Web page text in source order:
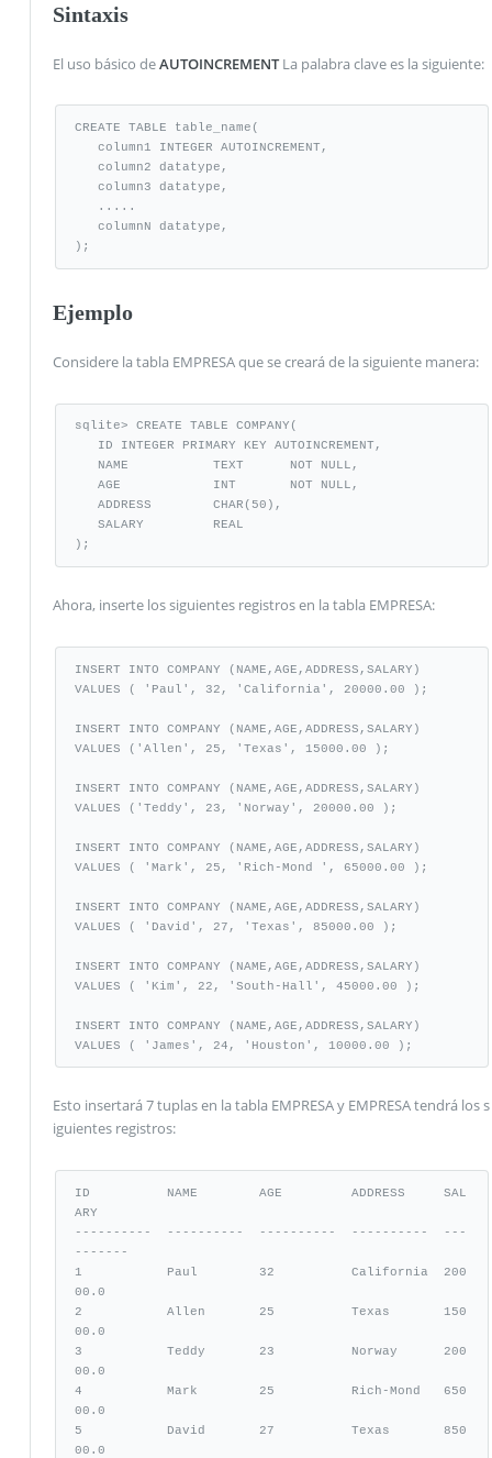
Sintaxis
El uso básico deAUTOINCREMENTLa palabra clave es la siguiente:
CREATE TABLE table_name(
);
Ejemplo
Considere la tabla EMPRESA que se creará de la siguiente manera:
sqlite> CREATE TABLE COMPANY(
);
Ahora, inserte los siguientes registros en la tabla EMPRESA:
INSERT INTO COMPANY (NAME,AGE,ADDRESS,SALARY)
VALUES ( 'Paul', 32, 'California', 20000.00 );
INSERT INTO COMPANY (NAME,AGE,ADDRESS,SALARY)
VALUES ('Allen', 25, 'Texas', 15000.00 );
INSERT INTO COMPANY (NAME,AGE,ADDRESS,SALARY)
VALUES ('Teddy', 23, 'Norway', 20000.00 );
INSERT INTO COMPANY (NAME,AGE,ADDRESS,SALARY)
VALUES ( 'Mark', 25, 'Rich-Mond ', 65000.00 );
INSERT INTO COMPANY (NAME,AGE,ADDRESS,SALARY)
VALUES ( 'David', 27, 'Texas', 85000.00 );
INSERT INTO COMPANY (NAME,AGE,ADDRESS,SALARY)
VALUES ( 'Kim', 22, 'South-Hall', 45000.00 );
INSERT INTO COMPANY (NAME,AGE,ADDRESS,SALARY)
VALUES ( 'James', 24, 'Houston', 10000.00 );
Esto insertará 7 tuplas en la tabla EMPRESA y EMPRESA tendrá los s
iguientes registros:
ID          NAME        AGE         ADDRESS     SAL
ARY
----------  ----------  ----------  ----------  ---
-------
1           Paul        32          California  200
00.0
2           Allen       25          Texas       150
00.0
3           Teddy       23          Norway      200
00.0
4           Mark        25          Rich-Mond   650
00.0
5           David       27          Texas       850
00.0